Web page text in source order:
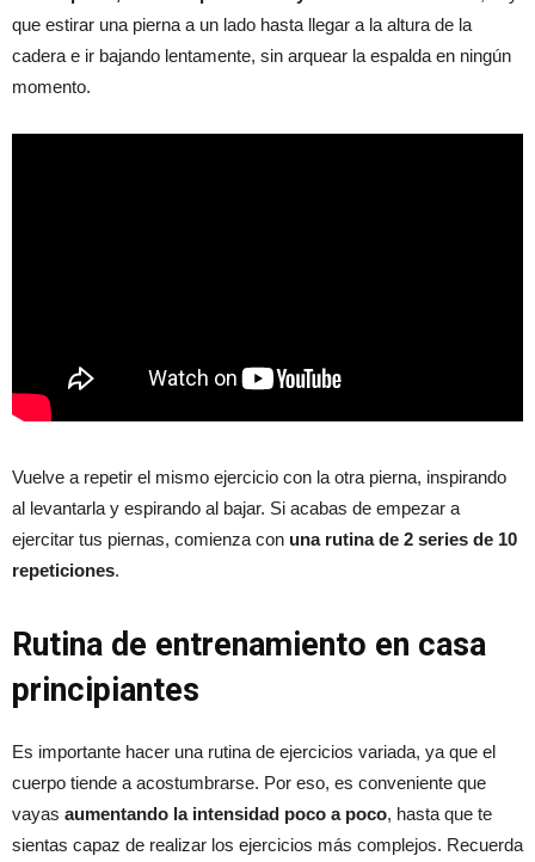
que estirar una pierna a un lado hasta llegar a la altura de la
cadera e ir bajando lentamente, sin arquear la espalda en ningún
momento.
Vuelve a repetir el mismo ejercicio con la otra pierna, inspirando
al levantarla y espirando al bajar. Si acabas de empezar a
ejercitar tus piernas, comienza con una rutina de 2 series de 10
repeticiones.
Rutina de entrenamiento en casa
principiantes
Es importante hacer una rutina de ejercicios variada, ya que el
cuerpo tiende a acostumbrarse. Por eso, es conveniente que
vayas aumentando la intensidad poco a poco, hasta que te
sientas capaz de realizar los ejercicios más complejos. Recuerda